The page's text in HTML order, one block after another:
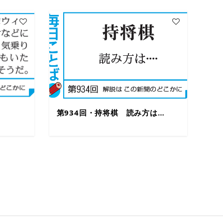
第934回・持将棋 読み方は…